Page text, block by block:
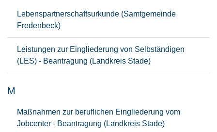
Lebenspartnerschaftsurkunde (Samtgemeinde
Fredenbeck)
Leistungen zur Eingliederung von Selbständigen
(LES) - Beantragung (Landkreis Stade)
M
Maßnahmen zur beruflichen Eingliederung vom
Jobcenter - Beantragung (Landkreis Stade)